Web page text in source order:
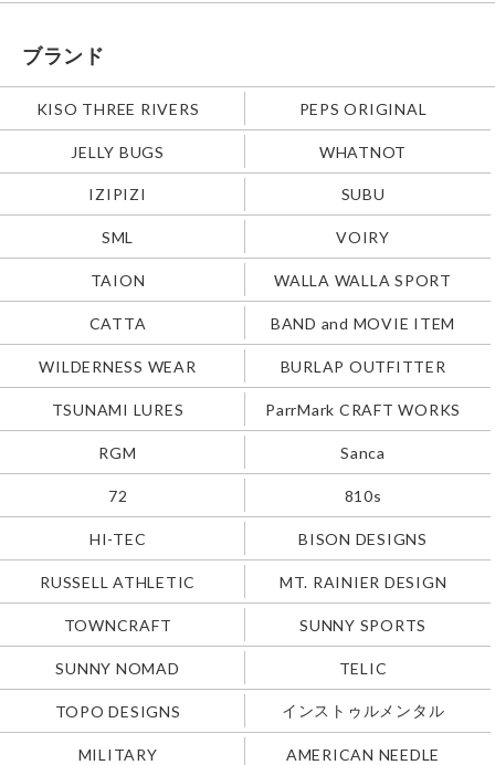
ブランド
KISO THREE RIVERS PEPS ORIGINAL
JELLY BUGS WHATNOT
IZIPIZI SUBU
SML VOIRY
TAION WALLA WALLA SPORT
CATTA BAND and MOVIE ITEM
WILDERNESS WEAR BURLAP OUTFITTER
TSUNAMI LURES ParrMark CRAFT WORKS
RGM Sanca
72 810s
HI-TEC BISON DESIGNS
RUSSELL ATHLETIC MT. RAINIER DESIGN
TOWNCRAFT SUNNY SPORTS
SUNNY NOMAD TELIC
TOPO DESIGNS インストゥルメンタル
MILITARY AMERICAN NEEDLE